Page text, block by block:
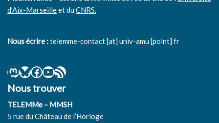
d’Aix-Marseilleet duCNRS.
Nous écrire :telemme-contact [at] univ-amu [point] fr
Nous trouver
TELEMMe – MMSH
5 rue du Château de l’Horloge